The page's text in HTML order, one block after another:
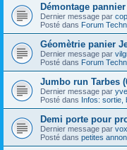
Démontage pannier
Dernier message par
Posté dans Forum
Géomètrie panier
Dernier message par
Posté dans Forum
Jumbo run Tarbes
Dernier message par
Posté dans Infos: sortie,
Demi porte pour
Dernier message par
Posté dans petites